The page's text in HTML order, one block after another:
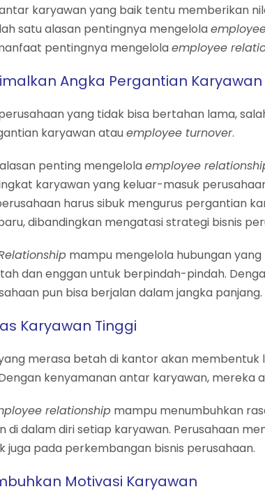
karyawan yang baik tentu memberikan
satu alasan pentingnya mengelola
pentingnya mengelolaemployee
Angka Pergantian Karyawan
yang tidak bisa bertahan lama,
karyawan atauemployee turnover.
penting mengelolaemployee
karyawan yang keluar-masuk
harus sibuk mengurus pergantian
dibandingkan mengatasi strategi bisnis
mampu mengelola hubungan
dan enggan untuk berpindah-pindah.
pun bisa berjalan dalam jangka panjang.
Karyawan Tinggi
merasa betah di kantor akan membentuk
kenyamanan antar karyawan, mereka
relationship mampu menumbuhkan
di dalam diri setiap karyawan. Perusahaan
juga pada perkembangan bisnis perusahaan.
Motivasi Karyawan